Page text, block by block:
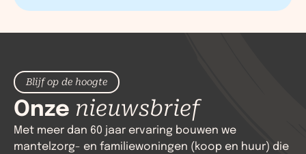
Blijf op de hoogte
Onze nieuwsbrief
Met meer dan 60 jaar ervaring bouwen we
mantelzorg- en familiewoningen (koop en huur) die